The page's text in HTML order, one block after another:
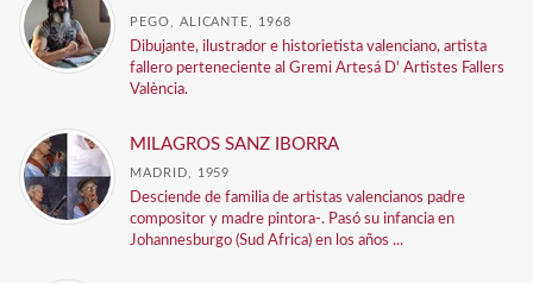
PEGO, ALICANTE, 1968
Dibujante, ilustrador e historietista valenciano, artista
fallero perteneciente al Gremi Artesá D' Artistes Fallers
València.
MILAGROS SANZ IBORRA
MADRID, 1959
Desciende de familia de artistas valencianos padre
compositor y madre pintora-. Pasó su infancia en
Johannesburgo (Sud Africa) en los años ...